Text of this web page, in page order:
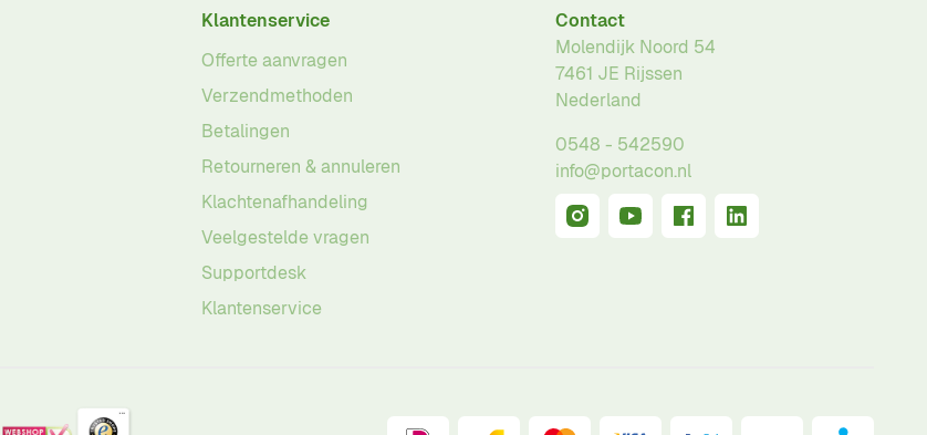
Klantenservice
Offerte aanvragen
Verzendmethoden
Betalingen
Retourneren & annuleren
Klachtenafhandeling
Veelgestelde vragen
Supportdesk
Klantenservice
Contact
Molendijk Noord 54
7461 JE Rijssen
Nederland
0548 - 542590
info@portacon.nl